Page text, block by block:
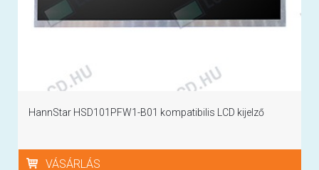
HannStar HSD101PFW1-B01 kompatibilis LCD kijelző
VÁSÁRLÁS